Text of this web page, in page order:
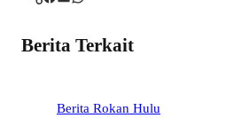
Berita Terkait
Berita Rokan Hulu